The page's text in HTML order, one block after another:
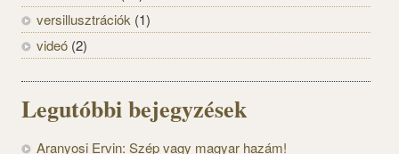
versillusztrációk (1)
videó (2)
Legutóbbi bejegyzések
Aranyosi Ervin: Szép vagy magyar hazám!